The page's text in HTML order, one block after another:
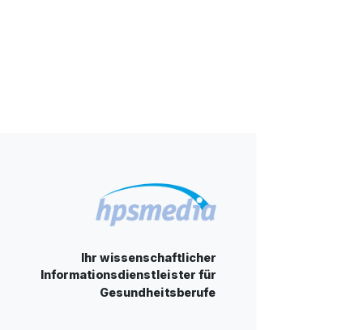
Ihr wissenschaftlicher
Informationsdienstleister für
Gesundheitsberufe